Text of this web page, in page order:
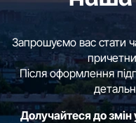
Запрошуємо вас стати
Після оформлення
Долучайтеся до змін